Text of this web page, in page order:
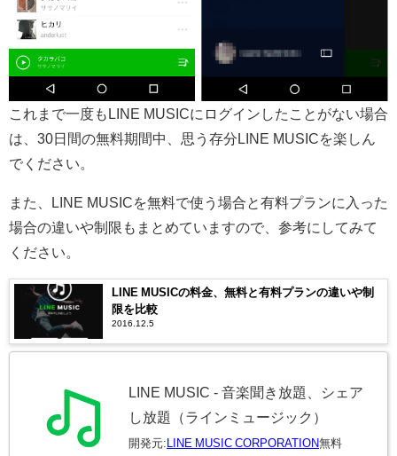
これまで一度もLINE MUSICにログインしたことがない場合
は、30日間の無料期間中、思う存分LINE MUSICを楽しん
でください。
また、LINE MUSICを無料で使う場合と有料プランに入った
場合の違いや制限もまとめていますので、参考にしてみて
ください。
LINE MUSICの料金、無料と有料プランの違いや制
限を比較
2016.12.5
LINE MUSIC - 音楽聞き放題、シェア
し放題（ラインミュージック）
開発元: LINE MUSIC CORPORATION無料